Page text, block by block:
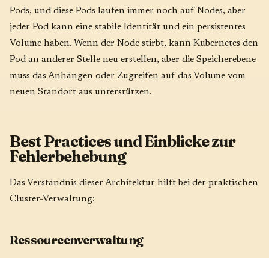
Pods, und diese Pods laufen immer noch auf Nodes, aber
jeder Pod kann eine stabile Identität und ein persistentes
Volume haben. Wenn der Node stirbt, kann Kubernetes den
Pod an anderer Stelle neu erstellen, aber die Speicherebene
muss das Anhängen oder Zugreifen auf das Volume vom
neuen Standort aus unterstützen.
Best Practices und Einblicke zur
Fehlerbehebung
Das Verständnis dieser Architektur hilft bei der praktischen
Cluster-Verwaltung:
Ressourcenverwaltung